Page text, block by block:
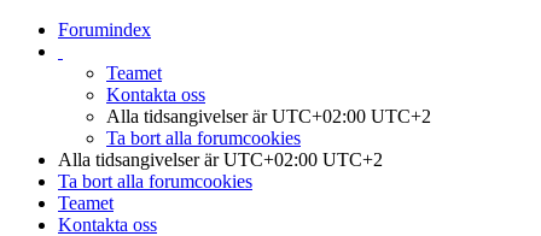
Forumindex
Teamet
Kontakta oss
Alla tidsangivelser är UTC+02:00 UTC+2
Ta bort alla forumcookies
Alla tidsangivelser är UTC+02:00 UTC+2
Ta bort alla forumcookies
Teamet
Kontakta oss